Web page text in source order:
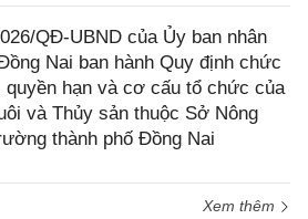
QĐ-UBND của Ủy ban nhân
Nai ban hành Quy định chức
quyền hạn và cơ cấu tổ chức của
và Thủy sản thuộc Sở Nông
thành phố Đồng Nai
Xem thêm